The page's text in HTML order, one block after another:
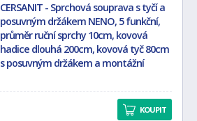
CERSANIT - Sprchová souprava s tyčí a
posuvným držákem NENO, 5 funkční,
průměr ruční sprchy 10cm, kovová
hadice dlouhá 200cm, kovová tyč 80cm
s posuvným držákem a montážní
KOUPIT